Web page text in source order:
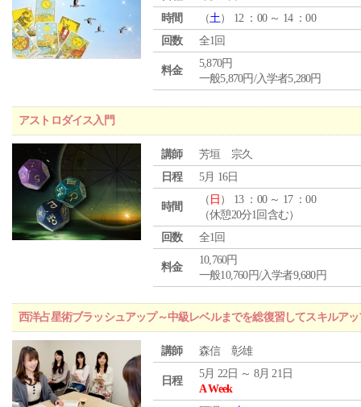
時間
（土） 12 ：00 ～ 14 ：00
回数
全1回
料金
5,870円
一般5,870円/入学者5,280円
アストロダイス入門
講師
芳垣 宗久
日程
5月 16日
時間
（ 日 ） 13 ：00 ～ 17 ：00
（休憩20分1回含む）
回数
全1回
料金
10,760円
一般10,760円/入学者9,680円
西洋占星術ブラッシュアップ～中級レベルまでを総復習してスキルア
講師 森信 彰雄
日程
5月 22日 ～ 8月 21日
A Week